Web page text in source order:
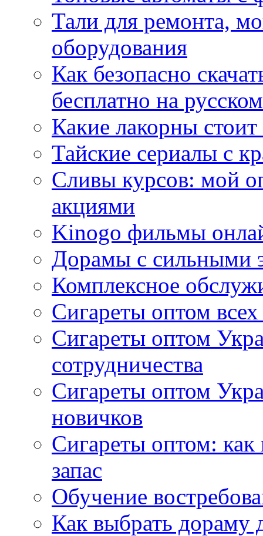
Тали для ремонта,
оборудования
Как безопасно
бесплатно на
Какие лакорны
Тайские сериалы с
Сливы курсов: мой
акциями
Kinogo фильмы
Дорамы с сильными
Комплексное
Сигареты оптом
Сигареты оптом
сотрудничества
Сигареты оптом
новичков
Сигареты оптом:
запас
Обучение
Как выбрать дораму